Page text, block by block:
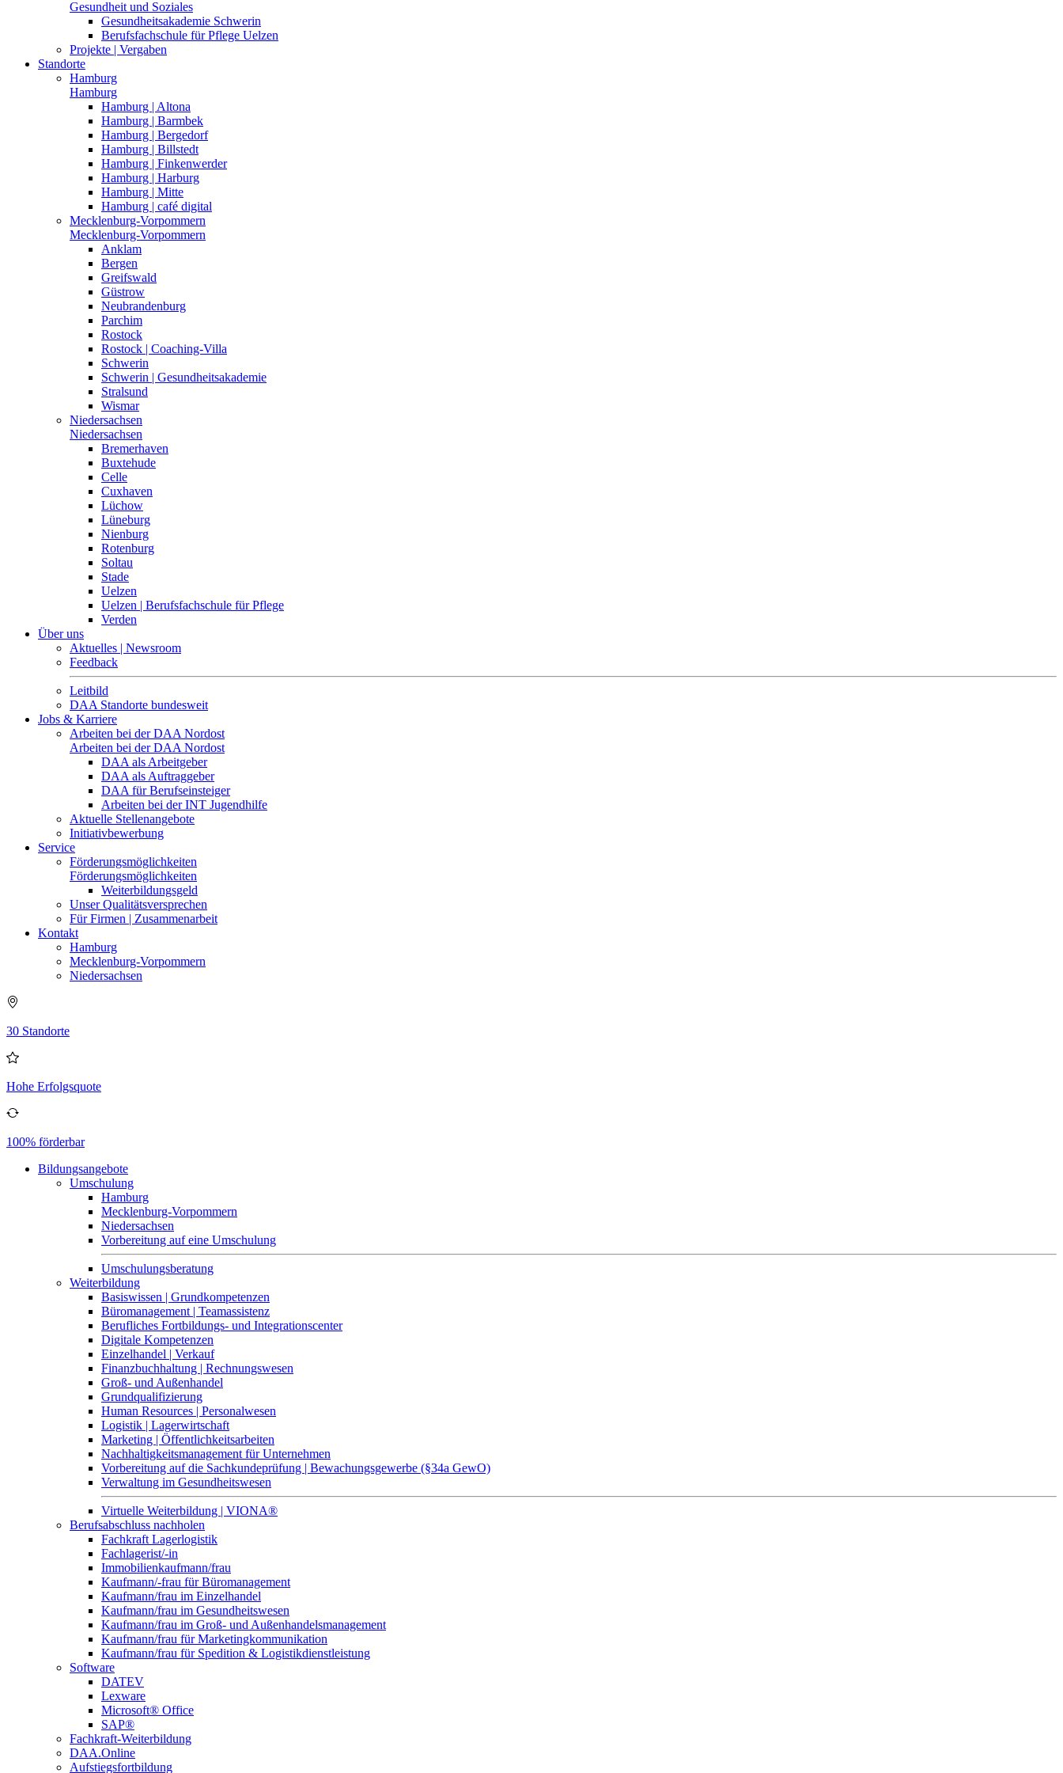
Gesundheit und Soziales
Gesundheitsakademie Schwerin
Berufsfachschule für Pflege Uelzen
Projekte | Vergaben
Standorte
Hamburg
Hamburg
Hamburg | Altona
Hamburg | Barmbek
Hamburg | Bergedorf
Hamburg | Billstedt
Hamburg | Finkenwerder
Hamburg | Harburg
Hamburg | Mitte
Hamburg | café digital
Mecklenburg-Vorpommern
Mecklenburg-Vorpommern
Anklam
Bergen
Greifswald
Güstrow
Neubrandenburg
Parchim
Rostock
Rostock | Coaching-Villa
Schwerin
Schwerin | Gesundheitsakademie
Stralsund
Wismar
Niedersachsen
Niedersachsen
Bremerhaven
Buxtehude
Celle
Cuxhaven
Lüchow
Lüneburg
Nienburg
Rotenburg
Soltau
Stade
Uelzen
Uelzen | Berufsfachschule für Pflege
Verden
Über uns
Aktuelles | Newsroom
Feedback
Leitbild
DAA Standorte bundesweit
Jobs & Karriere
Arbeiten bei der DAA Nordost
Arbeiten bei der DAA Nordost
DAA als Arbeitgeber
DAA als Auftraggeber
DAA für Berufseinsteiger
Arbeiten bei der INT Jugendhilfe
Aktuelle Stellenangebote
Initiativbewerbung
Service
Förderungsmöglichkeiten
Förderungsmöglichkeiten
Weiterbildungsgeld
Unser Qualitätsversprechen
Für Firmen | Zusammenarbeit
Kontakt
Hamburg
Mecklenburg-Vorpommern
Niedersachsen
30 Standorte
Hohe Erfolgsquote
100% förderbar
Bildungsangebote
Umschulung
Hamburg
Mecklenburg-Vorpommern
Niedersachsen
Vorbereitung auf eine Umschulung
Umschulungsberatung
Weiterbildung
Basiswissen | Grundkompetenzen
Büromanagement | Teamassistenz
Berufliches Fortbildungs- und Integrationscenter
Digitale Kompetenzen
Einzelhandel | Verkauf
Finanzbuchhaltung | Rechnungswesen
Groß- und Außenhandel
Grundqualifizierung
Human Resources | Personalwesen
Logistik | Lagerwirtschaft
Marketing | Öffentlichkeitsarbeiten
Nachhaltigkeitsmanagement für Unternehmen
Vorbereitung auf die Sachkundeprüfung | Bewachungsgewerbe (§34a GewO)
Verwaltung im Gesundheitswesen
Virtuelle Weiterbildung | VIONA®
Berufsabschluss nachholen
Fachkraft Lagerlogistik
Fachlagerist/-in
Immobilienkaufmann/frau
Kaufmann/-frau für Büromanagement
Kaufmann/frau im Einzelhandel
Kaufmann/frau im Gesundheitswesen
Kaufmann/frau im Groß- und Außenhandelsmanagement
Kaufmann/frau für Marketingkommunikation
Kaufmann/frau für Spedition & Logistikdienstleistung
Software
DATEV
Lexware
Microsoft® Office
SAP®
Fachkraft-Weiterbildung
DAA.Online
Aufstiegsfortbildung